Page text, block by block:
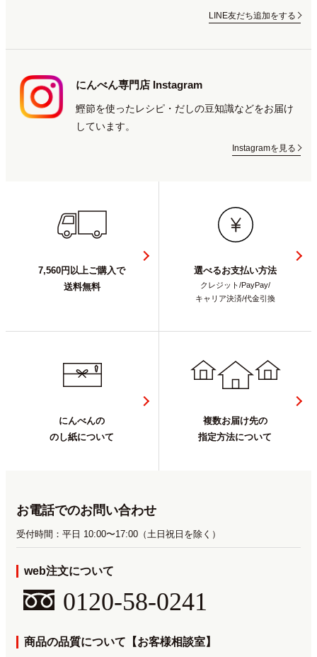
LINE友だち追加をする
にんべん専門店 Instagram
鰹節を使ったレシピ・だしの豆知識などをお届け
しています。
Instagramを見る
7,560円以上ご購入で
送料無料
選べるお支払い方法
クレジット/PayPay/
キャリア決済/代金引換
にんべんの
のし紙について
複数お届け先の
指定方法について
お電話でのお問い合わせ
受付時間：平日 10:00〜17:00（土日祝日を除く）
web注文について
0120-58-0241
商品の品質について【お客様相談室】